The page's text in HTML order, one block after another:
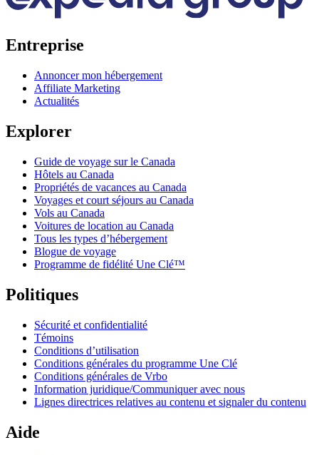
Entreprise
Annoncer mon hébergement
Affiliate Marketing
Actualités
Explorer
Guide de voyage sur le Canada
Hôtels au Canada
Propriétés de vacances au Canada
Voyages et court séjours au Canada
Vols au Canada
Voitures de location au Canada
Tous les types d’hébergement
Blogue de voyage
Programme de fidélité Une Clé™
Politiques
Sécurité et confidentialité
Témoins
Conditions d’utilisation
Conditions générales du programme Une Clé
Conditions générales de Vrbo
Information juridique/Communiquer avec nous
Lignes directrices relatives au contenu et signaler du contenu
Aide